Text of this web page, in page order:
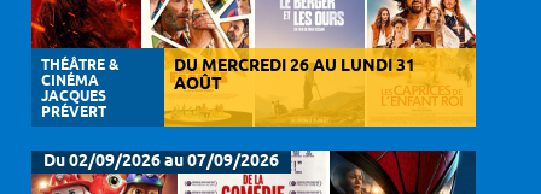
THÉÂTRE &
CINÉMA
JACQUES
PRÉVERT
DU MERCREDI 26 AU LUNDI 31
AOÛT
Du 02/09/2026 au 07/09/2026